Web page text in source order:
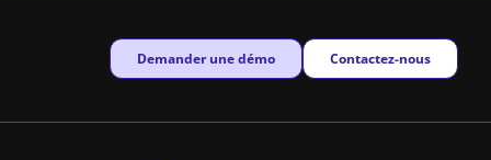
New window
Demander une démo New window
Contactez-nous